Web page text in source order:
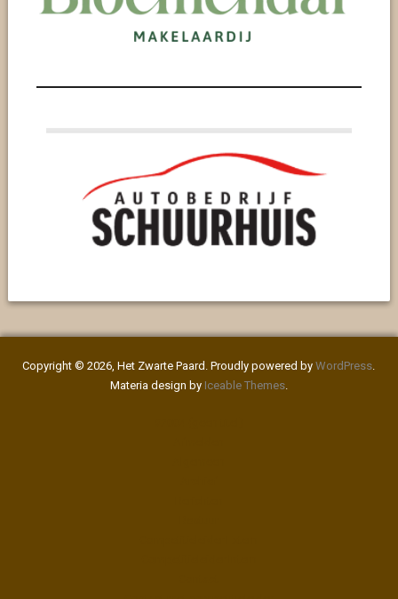
Copyright © 2026, Het Zwarte Paard. Proudly powered byWordPress
Materia design by Iceable Themes.